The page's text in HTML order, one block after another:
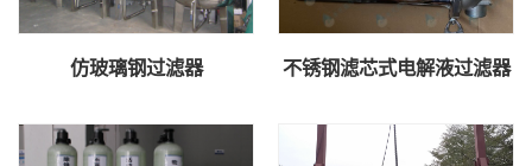
仿玻璃钢过滤器 不锈钢滤芯式电解液过滤器